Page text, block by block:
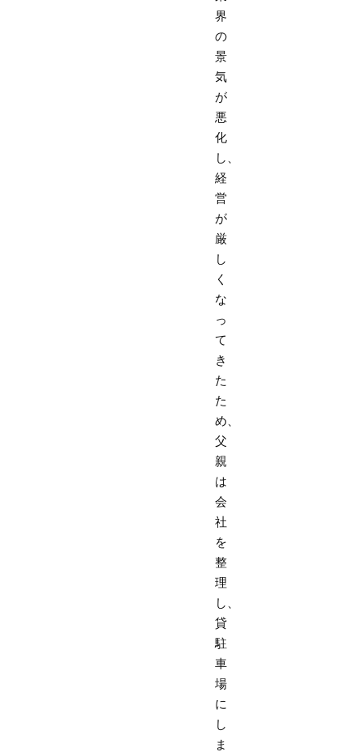
界
の
景
気
が
悪
化
し、
経
営
が
厳
し
く
な
っ
て
き
た
た
め、
父
親
は
会
社
を
整
理
し、
貸
駐
車
場
に
し
ま